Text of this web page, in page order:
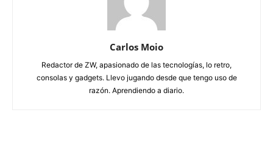
Carlos Moio
Redactor de ZW, apasionado de las tecnologías, lo retro,
consolas y gadgets. Llevo jugando desde que tengo uso de
razón. Aprendiendo a diario.